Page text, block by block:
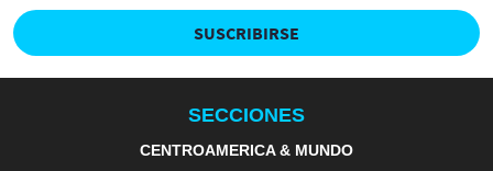
SUSCRIBIRSE
SECCIONES
CENTROAMERICA & MUNDO